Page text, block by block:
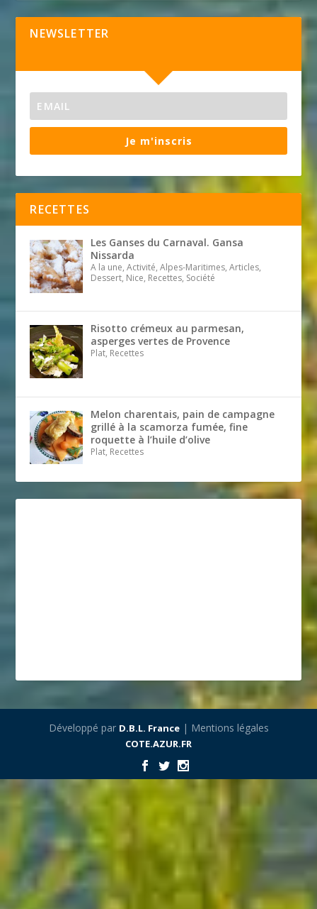
NEWSLETTER
Je m'inscris
RECETTES
Les Ganses du Carnaval. Gansa
Nissarda
A la une, Activité, Alpes-Maritimes, Articles,
Dessert, Nice, Recettes, Société
Risotto crémeux au parmesan,
asperges vertes de Provence
Plat, Recettes
Melon charentais, pain de campagne
grillé à la scamorza fumée, fine
roquette à l’huile d’olive
Plat, Recettes
Développé par D.B.L. France| Mentions légales
COTE.AZUR.FR